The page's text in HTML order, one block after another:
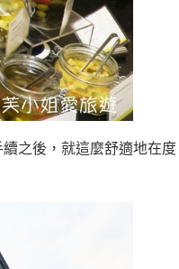
之後，就這麼舒適地在度